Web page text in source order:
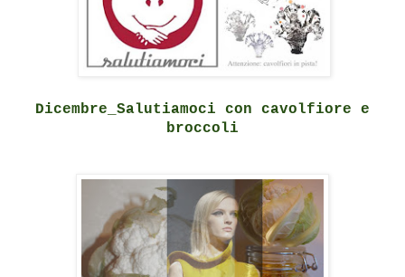
Dicembre_Salutiamoci con cavolfiore e
broccoli